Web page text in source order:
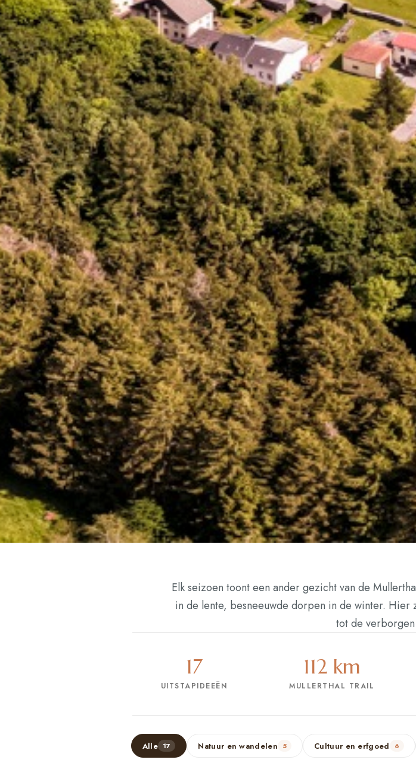
Elk seizoen toont een ander gezicht van de
in de lente, besneeuwde dorpen in de winter. Hier
tot de
17
UITSTAPIDEEËN
112 km
MULLERTHAL TRAIL
Alle 17 Natuur en wandelen 5 Cultuur en erfgoed 6